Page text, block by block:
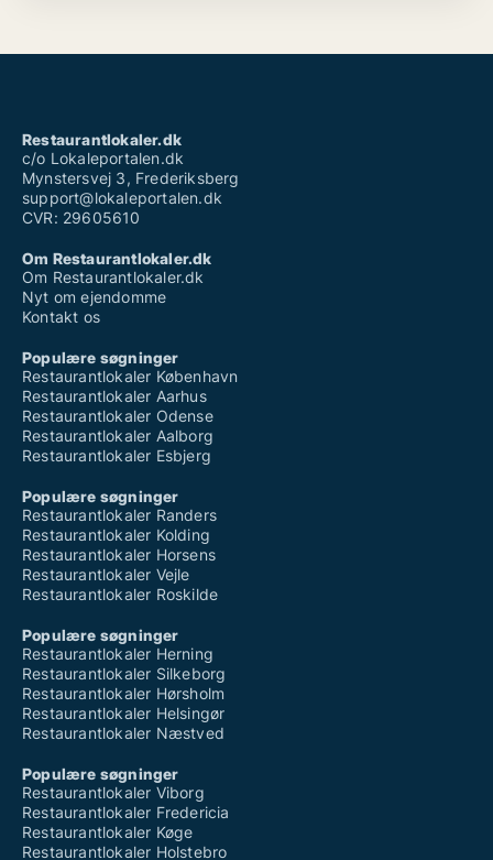
Restaurantlokaler.dk
c/o Lokaleportalen.dk
Mynstersvej 3, Frederiksberg
support@lokaleportalen.dk
CVR: 29605610
Om Restaurantlokaler.dk
Om Restaurantlokaler.dk
Nyt om ejendomme
Kontakt os
Populære søgninger
Restaurantlokaler København
Restaurantlokaler Aarhus
Restaurantlokaler Odense
Restaurantlokaler Aalborg
Restaurantlokaler Esbjerg
Populære søgninger
Restaurantlokaler Randers
Restaurantlokaler Kolding
Restaurantlokaler Horsens
Restaurantlokaler Vejle
Restaurantlokaler Roskilde
Populære søgninger
Restaurantlokaler Herning
Restaurantlokaler Silkeborg
Restaurantlokaler Hørsholm
Restaurantlokaler Helsingør
Restaurantlokaler Næstved
Populære søgninger
Restaurantlokaler Viborg
Restaurantlokaler Fredericia
Restaurantlokaler Køge
Restaurantlokaler Holstebro